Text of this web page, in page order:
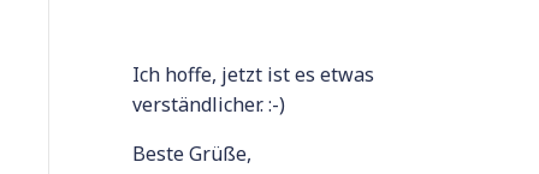
Ich hoffe, jetzt ist es etwas
verständlicher. :-)
Beste Grüße,